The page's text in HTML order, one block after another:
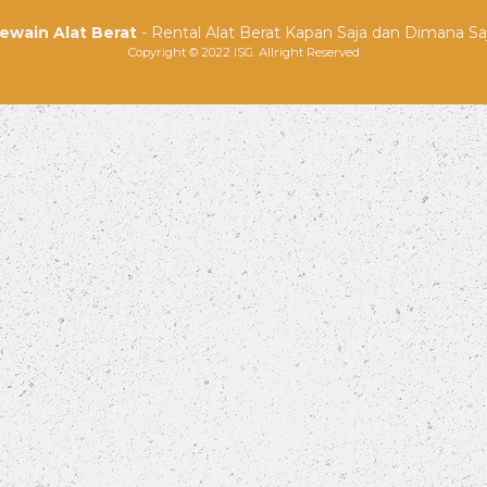
Alat Berat - Rental Alat Berat Kapan Saja dan Dimana
Copyright © 2022 ISG. Allright Reserved